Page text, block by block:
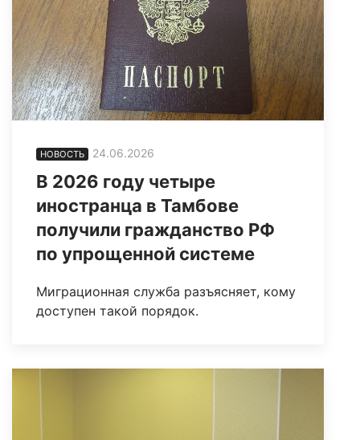
НОВОСТЬ 24.06.2026
В 2026 году четыре
иностранца в Тамбове
получили гражданство РФ
по упрощенной системе
Миграционная служба разъясняет, кому
доступен такой порядок.